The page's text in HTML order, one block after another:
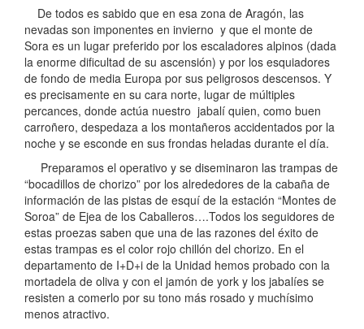
De todos es sabido que en esa zona de Aragón, las
nevadas son imponentes en invierno y que el monte de
Sora es un lugar preferido por los escaladores alpinos (dada
la enorme dificultad de su ascensión) y por los esquiadores
de fondo de media Europa por sus peligrosos descensos. Y
es precisamente en su cara norte, lugar de múltiples
percances, donde actúa nuestro jabalí quien, como buen
carroñero, despedaza a los montañeros accidentados por la
noche y se esconde en sus frondas heladas durante el día.
Preparamos el operativo y se diseminaron las trampas de
“bocadillos de chorizo” por los alrededores de la cabaña de
información de las pistas de esquí de la estación “Montes de
Soroa” de Ejea de los Caballeros….Todos los seguidores de
estas proezas saben que una de las razones del éxito de
estas trampas es el color rojo chillón del chorizo. En el
departamento de I+D+i de la Unidad hemos probado con la
mortadela de oliva y con el jamón de york y los jabalíes se
resisten a comerlo por su tono más rosado y muchísimo
menos atractivo.